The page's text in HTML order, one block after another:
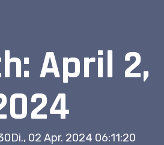
April 2,
02 Apr. 2024 06:11:20